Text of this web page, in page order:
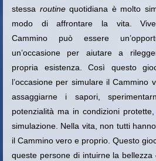
stessa routinequotidiana è molto
modo di affrontare la vita.
Cammino può essere
un’occasione per aiutare a
propria esistenza. Così questo
l’occasione per simulare il Cammino
assaggiarne i sapori,
potenzialità ma in condizioni
simulazione. Nella vita, non tutti
il Cammino vero e proprio. Questo
queste persone di intuirne la